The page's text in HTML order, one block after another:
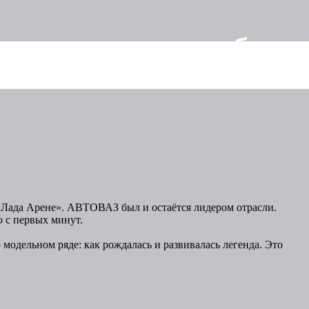
автомобиля
Арене». АВТОВАЗ был и остаётся лидером отрасли.
с первых минут.
ряде: как рождалась и развивалась легенда. Это